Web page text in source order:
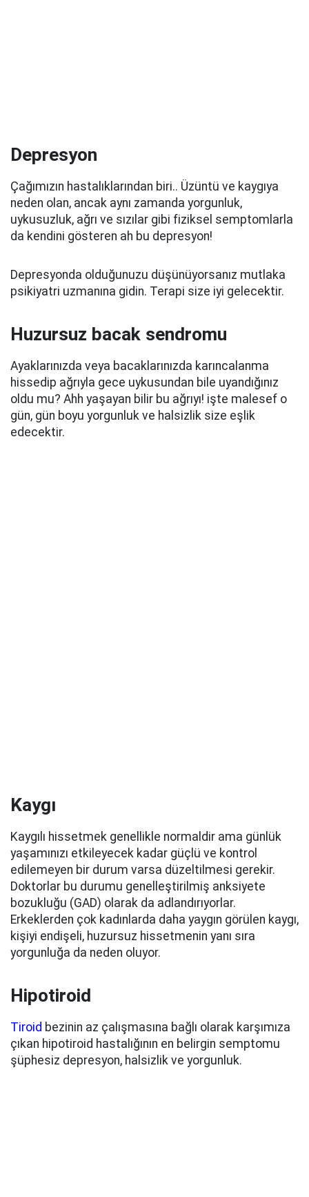
Depresyon
Çağımızın hastalıklarından biri.. Üzüntü ve kaygıya
neden olan, ancak aynı zamanda yorgunluk,
uykusuzluk, ağrı ve sızılar gibi fiziksel semptomlarla
da kendini gösteren ah bu depresyon!
Depresyonda olduğunuzu düşünüyorsanız mutlaka
psikiyatri uzmanına gidin. Terapi size iyi gelecektir.
Huzursuz bacak sendromu
Ayaklarınızda veya bacaklarınızda karıncalanma
hissedip ağrıyla gece uykusundan bile uyandığınız
oldu mu? Ahh yaşayan bilir bu ağrıyı! işte malesef o
gün, gün boyu yorgunluk ve halsizlik size eşlik
edecektir.
Kaygı
Kaygılı hissetmek genellikle normaldir ama günlük
yaşamınızı etkileyecek kadar güçlü ve kontrol
edilemeyen bir durum varsa düzeltilmesi gerekir.
Doktorlar bu durumu genelleştirilmiş anksiyete
bozukluğu (GAD) olarak da adlandırıyorlar.
Erkeklerden çok kadınlarda daha yaygın görülen kaygı,
kişiyi endişeli, huzursuz hissetmenin yanı sıra
yorgunluğa da neden oluyor.
Hipotiroid
Tiroid bezinin az çalışmasına bağlı olarak karşımıza
çıkan hipotiroid hastalığının en belirgin semptomu
şüphesiz depresyon, halsizlik ve yorgunluk.